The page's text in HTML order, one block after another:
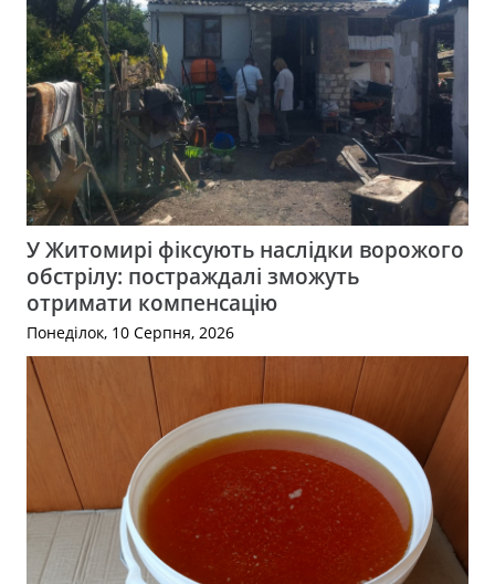
У Житомирі фіксують наслідки ворожого
обстрілу: постраждалі зможуть
отримати компенсацію
Понеділок, 10 Серпня, 2026